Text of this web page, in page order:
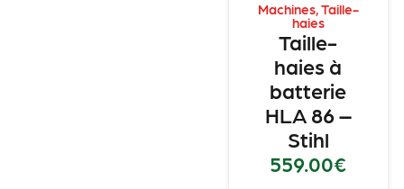
Machines,Taille-
haies
Taille-
haies à
batterie
HLA 86 –
Stihl
559.00€